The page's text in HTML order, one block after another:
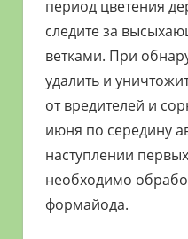
период цветения
следите за
ветками. При
удалить и
от вредителей и
июня по середину
наступлении
необходимо
формайода.